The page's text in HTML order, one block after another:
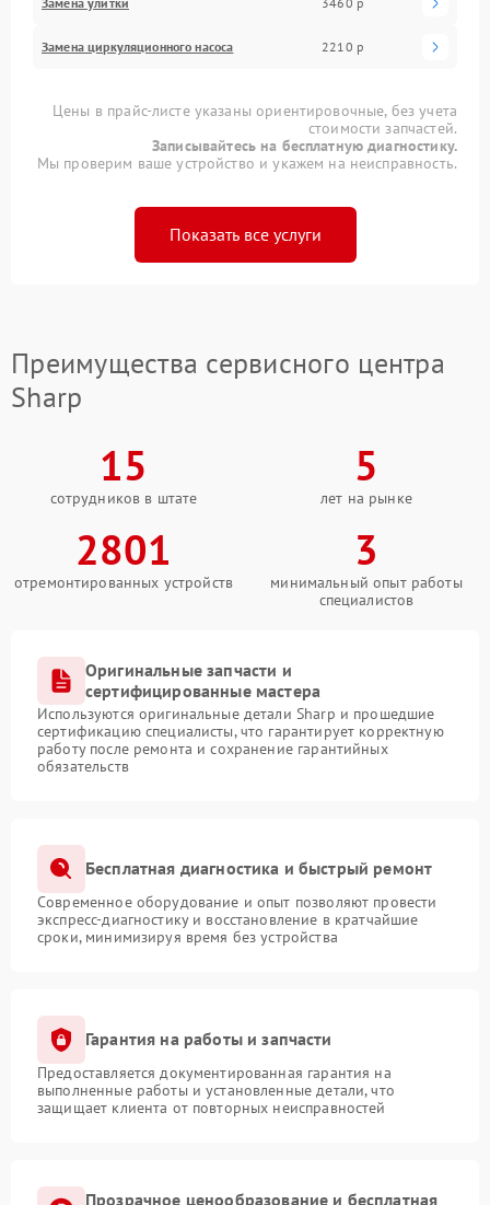
Замена циркуляционного насоса 2210 р
Цены в прайс-листе указаны ориентировочные, без учета
стоимости запчастей.
Записывайтесь на бесплатную диагностику.
Мы проверим ваше устройство и укажем на неисправность.
Показать все услуги
Преимущества сервисного центра
Sharp
15
сотрудников в штате
5
лет на рынке
2801
отремонтированных устройств
3
минимальный опыт работы
специалистов
Оригинальные запчасти и
сертифицированные мастера
Используются оригинальные детали Sharp и прошедшие
сертификацию специалисты, что гарантирует корректную
работу после ремонта и сохранение гарантийных
обязательств
Бесплатная диагностика и быстрый ремонт
Современное оборудование и опыт позволяют провести
экспресс-диагностику и восстановление в кратчайшие
сроки, минимизируя время без устройства
Гарантия на работы и запчасти
Предоставляется документированная гарантия на
выполненные работы и установленные детали, что
защищает клиента от повторных неисправностей
Прозрачное ценообразование и бесплатная